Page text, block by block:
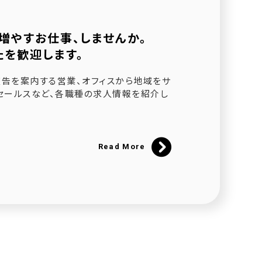
した
た
すお仕事、しませんか。
歓迎します。
を案内する営業、オフィスから地域をサ
ールスなど、各職種の求人情報を紹介し
Read More